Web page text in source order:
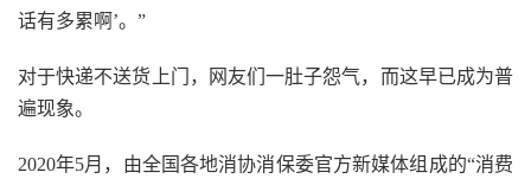
话有多累啊’。”
对于快递不送货上门，网友们一肚子怨气，而这早已成为普
遍现象。
2020年5月，由全国各地消协消保委官方新媒体组成的“消费